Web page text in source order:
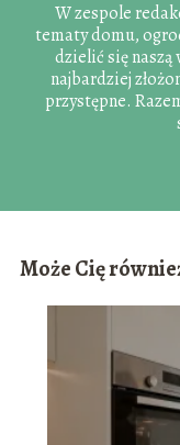
W zespole
tematy domu,
dzielić się
najbardziej
przystępne.
Może Cię